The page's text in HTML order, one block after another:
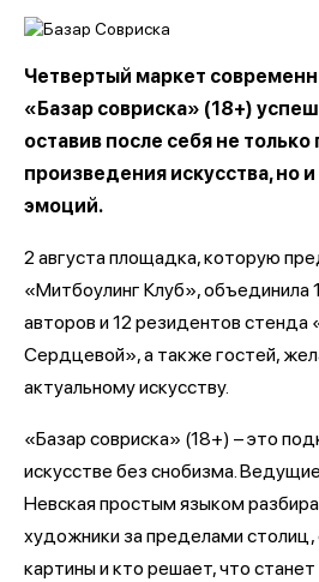
Четвертый маркет
«Базар совриска» (18+)
оставив после себя не
произведения искусства, но
эмоций.
2 августа площадка, которую
«Митбоулинг Клуб», объединила
авторов и 12 резидентов стенда
Сердцевой», а также гостей,
актуальному искусству.
«Базар совриска» (18+) – это
искусстве без снобизма.
Невская простым языком
художники за пределами столиц,
картины и кто решает, что